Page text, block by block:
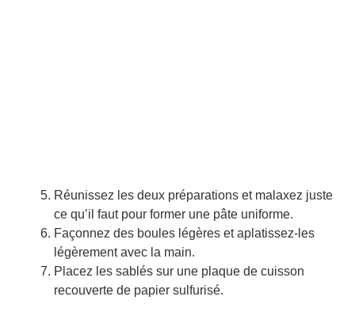
Réunissez les deux préparations et malaxez juste
ce qu’il faut pour former une pâte uniforme.
Façonnez des boules légères et aplatissez-les
légèrement avec la main.
Placez les sablés sur une plaque de cuisson
recouverte de papier sulfurisé.